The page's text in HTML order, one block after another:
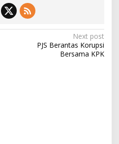
Next post
PJS Berantas Korupsi
Bersama KPK